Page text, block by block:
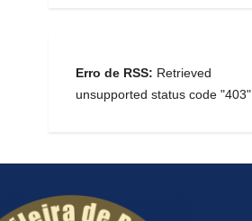
Erro de RSS: Retrieved
unsupported status code "403"